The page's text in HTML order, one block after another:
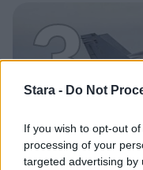
Stara - Do Not
If you wish to opt-out
processing of your
targeted advertising by
3
UUTISET